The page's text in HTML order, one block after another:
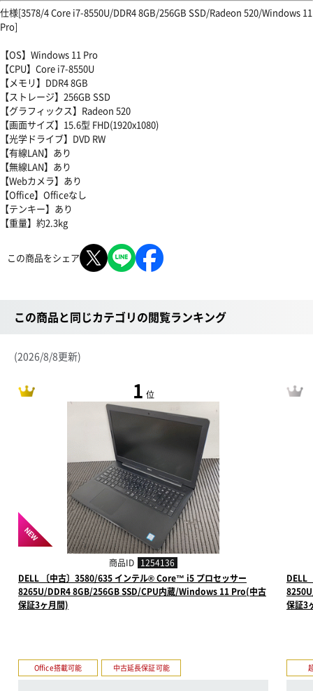
仕様[3578/4 Core i7-8550U/DDR4 8GB/256GB SSD/Radeon 520/Windows 11
Pro]
【OS】Windows 11 Pro
【CPU】Core i7-8550U
【メモリ】DDR4 8GB
【ストレージ】256GB SSD
【グラフィックス】Radeon 520
【画面サイズ】15.6型 FHD(1920x1080)
【光学ドライブ】DVD RW
【有線LAN】あり
【無線LAN】あり
【Webカメラ】あり
【Office】Officeなし
【テンキー】あり
【重量】約2.3kg
この商品をシェア
この商品と同じカテゴリの閲覧ランキング
(2026/8/8更新)
1 位
NEW
商品ID 1254136
DELL 〔中古〕3580/635 インテル® Core™ i5 プロセッサー
8265U/DDR4 8GB/256GB SSD/CPU内蔵/Windows 11 Pro(中古
保証3ヶ月間)
Office搭載可能 中古延長保証可能
DELL
保証3